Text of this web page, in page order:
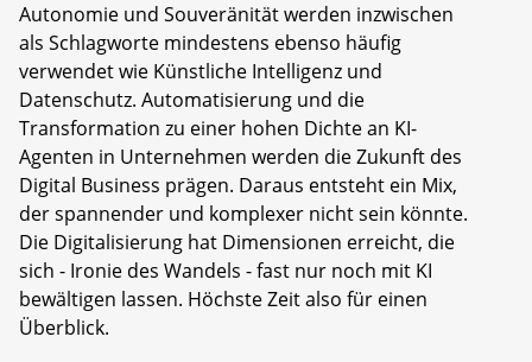
Autonomie und Souveränität werden inzwischen
als Schlagworte mindestens ebenso häufig
verwendet wie Künstliche Intelligenz und
Datenschutz. Automatisierung und die
Transformation zu einer hohen Dichte an KI-
Agenten in Unternehmen werden die Zukunft des
Digital Business prägen. Daraus entsteht ein Mix,
der spannender und komplexer nicht sein könnte.
Die Digitalisierung hat Dimensionen erreicht, die
sich - Ironie des Wandels - fast nur noch mit KI
bewältigen lassen. Höchste Zeit also für einen
Überblick.